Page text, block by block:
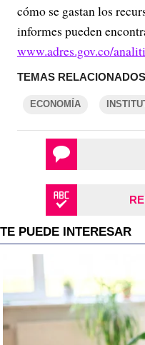
cómo se gastan los
informes pueden
www.adres.gov.co/
TEMAS
ECONOMÍA